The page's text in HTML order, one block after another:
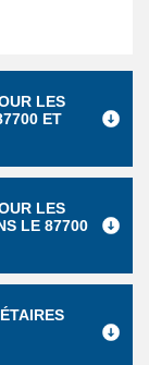
LES
ET
LES
LE 87700